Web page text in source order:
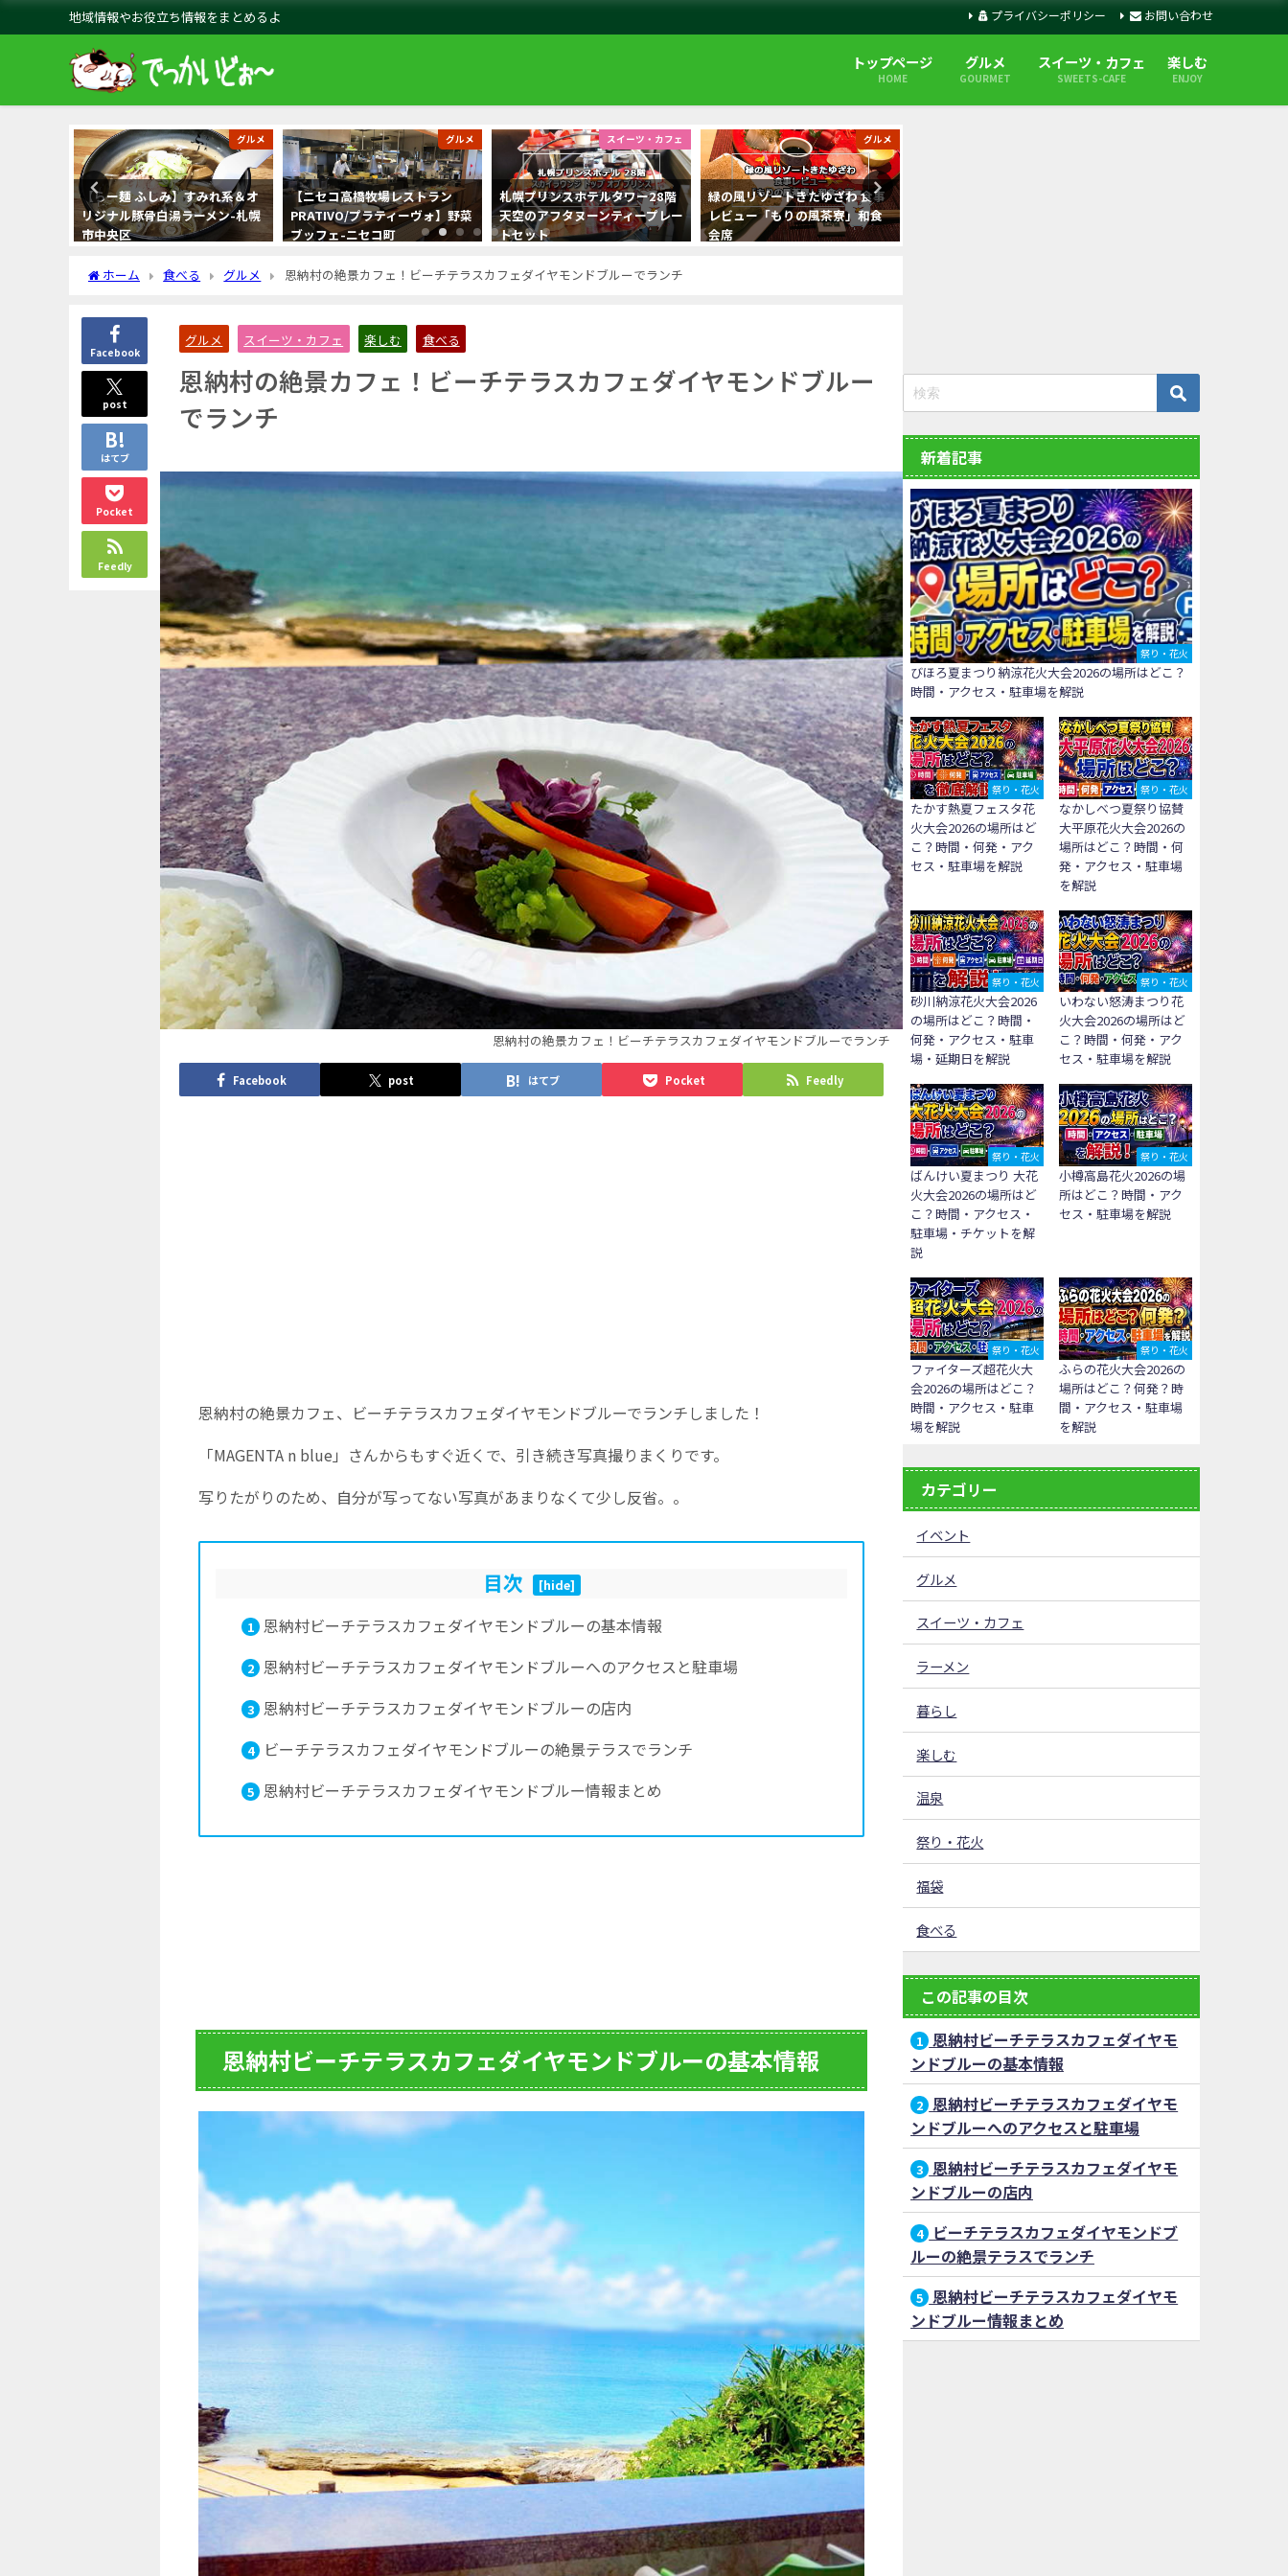
地域情報やお役立ち情報をまとめるよ プライバシーポリシー お問い合わせ
トップページ
HOME
グルメ
GOURMET
スイーツ・カフェ
SWEETS-CAFE
楽しむ
ENJOY
グルメ
【らー麺 ふしみ】すみれ系＆オ
リジナル豚骨白湯ラーメン-札幌
市中央区
グルメ
【ニセコ高橋牧場レストラン
PRATIVO/プラティーヴォ】野菜
ブッフェ-ニセコ町
スイーツ・カフェ
札幌プリンスホテルタワー28階
天空のアフタヌーンティープレー
トセット
グルメ
緑の風リゾートきたゆざわ 食事
レビュー「もりの風茶寮」和食
会席
ホーム 食べる グルメ 恩納村の絶景カフェ！ビーチテラスカフェダイヤモンドブルーでランチ
Facebook
post
はてブ
Pocket
Feedly
グルメ スイーツ・カフェ 楽しむ 食べる
恩納村の絶景カフェ！ビーチテラスカフェダイヤモンドブルー
でランチ
恩納村の絶景カフェ！ビーチテラスカフェダイヤモンドブルーでランチ
Facebook post はてブ Pocket Feedly
恩納村の絶景カフェ、ビーチテラスカフェダイヤモンドブルーでランチしました！
「MAGENTA n blue」さんからもすぐ近くで、引き続き写真撮りまくりです。
写りたがりのため、自分が写ってない写真があまりなくて少し反省。。
目次 [hide]
1 恩納村ビーチテラスカフェダイヤモンドブルーの基本情報
2 恩納村ビーチテラスカフェダイヤモンドブルーへのアクセスと駐車場
3 恩納村ビーチテラスカフェダイヤモンドブルーの店内
4 ビーチテラスカフェダイヤモンドブルーの絶景テラスでランチ
5 恩納村ビーチテラスカフェダイヤモンドブルー情報まとめ
恩納村ビーチテラスカフェダイヤモンドブルーの基本情報
新着記事
祭り・花火
びほろ夏まつり納涼花火大会2026の場所はどこ？
時間・アクセス・駐車場を解説
祭り・花火
たかす熱夏フェスタ花
火大会2026の場所はど
こ？時間・何発・アク
セス・駐車場を解説
祭り・花火
なかしべつ夏祭り協賛
大平原花火大会2026の
場所はどこ？時間・何
発・アクセス・駐車場
を解説
祭り・花火
砂川納涼花火大会2026
の場所はどこ？時間・
何発・アクセス・駐車
場・延期日を解説
祭り・花火
いわない怒涛まつり花
火大会2026の場所はど
こ？時間・何発・アク
セス・駐車場を解説
祭り・花火
ばんけい夏まつり 大花
火大会2026の場所はど
こ？時間・アクセス・
駐車場・チケットを解
説
祭り・花火
小樽高島花火2026の場
所はどこ？時間・アク
セス・駐車場を解説
祭り・花火
ファイターズ超花火大
会2026の場所はどこ？
時間・アクセス・駐車
場を解説
祭り・花火
ふらの花火大会2026の
場所はどこ？何発？時
間・アクセス・駐車場
を解説
カテゴリー
イベント
グルメ
スイーツ・カフェ
ラーメン
暮らし
楽しむ
温泉
祭り・花火
福袋
食べる
この記事の目次
1 恩納村ビーチテラスカフェダイヤモ
ンドブルーの基本情報
2 恩納村ビーチテラスカフェダイヤモ
ンドブルーへのアクセスと駐車場
3 恩納村ビーチテラスカフェダイヤモ
ンドブルーの店内
4
ビーチテラスカフェダイヤモンドブ
ルーの絶景テラスでランチ
5 恩納村ビーチテラスカフェダイヤモ
ンドブルー情報まとめ